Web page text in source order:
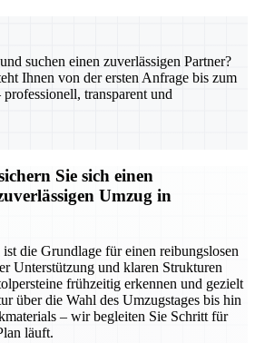
suchen einen zuverlässigen Partner?
Ihnen von der ersten Anfrage bis zum
transparent und
Sie sich einen
Umzug in
die Grundlage für einen reibungslosen
Unterstützung und klaren Strukturen
frühzeitig erkennen und gezielt
über die Wahl des Umzugstages bis hin
– wir begleiten Sie Schritt für
läuft.